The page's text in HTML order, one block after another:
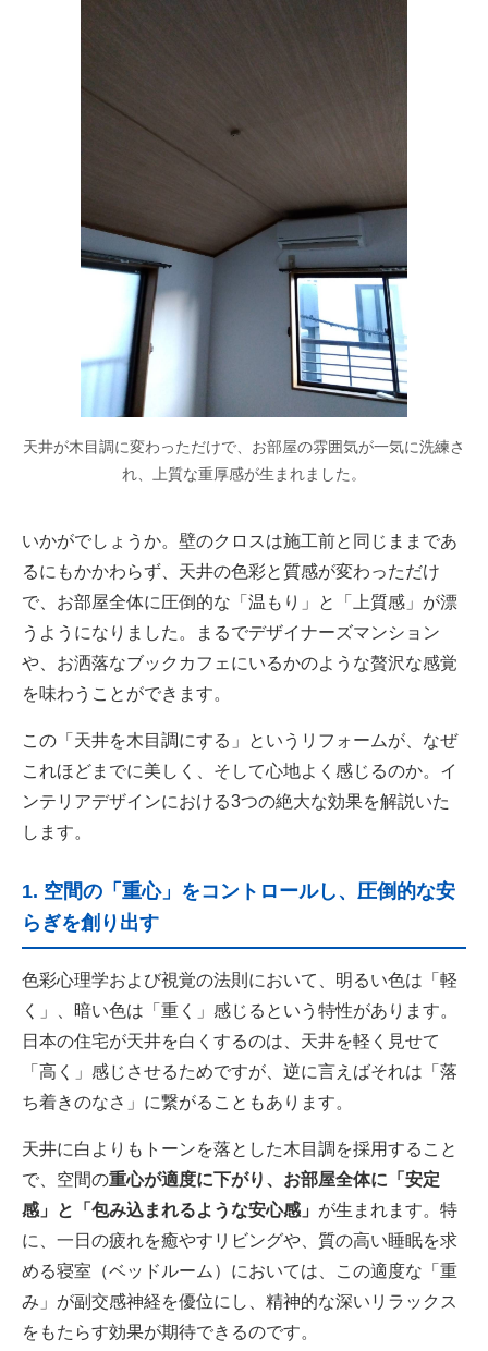
天井が木目調に変わっただけで、お部屋の雰囲気が一気に洗練さ
れ、上質な重厚感が生まれました。
いかがでしょうか。壁のクロスは施工前と同じままであ
るにもかかわらず、天井の色彩と質感が変わっただけ
で、お部屋全体に圧倒的な「温もり」と「上質感」が漂
うようになりました。まるでデザイナーズマンション
や、お洒落なブックカフェにいるかのような贅沢な感覚
を味わうことができます。
この「天井を木目調にする」というリフォームが、なぜ
これほどまでに美しく、そして心地よく感じるのか。イ
ンテリアデザインにおける3つの絶大な効果を解説いた
します。
1. 空間の「重心」をコントロールし、圧倒的な安
らぎを創り出す
色彩心理学および視覚の法則において、明るい色は「軽
く」、暗い色は「重く」感じるという特性があります。
日本の住宅が天井を白くするのは、天井を軽く見せて
「高く」感じさせるためですが、逆に言えばそれは「落
ち着きのなさ」に繋がることもあります。
天井に白よりもトーンを落とした木目調を採用すること
で、空間の重心が適度に下がり、お部屋全体に「安定
感」と「包み込まれるような安心感」 が生まれます。特
に、一日の疲れを癒やすリビングや、質の高い睡眠を求
める寝室（ベッドルーム）においては、この適度な「重
み」が副交感神経を優位にし、精神的な深いリラックス
をもたらす効果が期待できるのです。